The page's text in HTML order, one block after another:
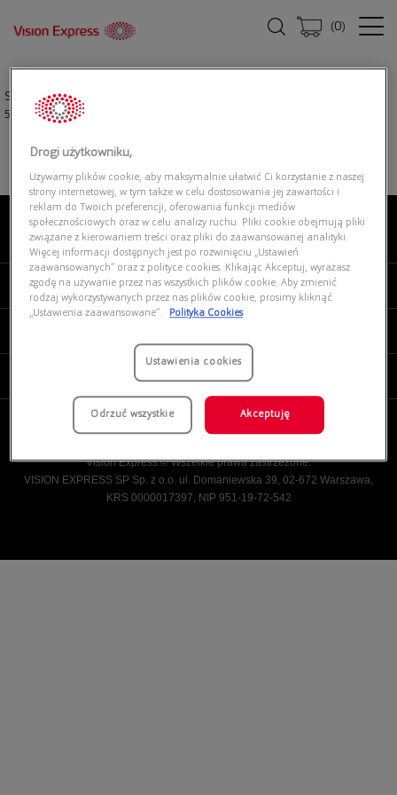
(0)
Strona główna|
506381
O NAS
MOJE VISION EXPRESS
Vision Express © Wszelkie prawa zastrzeżone.
VISION EXPRESS SP Sp. z o.o. ul. Domaniewska 39, 02-672 Warszawa,
KRS 0000017397, NIP 951-19-72-542
Drogi użytkowniku,
Używamy plików cookie, aby maksymalnie ułatwić Ci korzystanie z naszej
strony internetowej, w tym także w celu dostosowania jej zawartości i
reklam do Twoich preferencji, oferowania funkcji mediów
społecznościowych oraz w celu analizy ruchu. Pliki cookie obejmują pliki
związane z kierowaniem treści oraz pliki do zaawansowanej analityki.
Więcej informacji dostępnych jest po rozwinięciu „Ustawień
zaawansowanych” oraz z polityce cookies. Klikając Akceptuj, wyrażasz
zgodę na używanie przez nas wszystkich plików cookie. Aby zmienić
rodzaj wykorzystywanych przez nas plików cookie, prosimy kliknąć
„Ustawienia zaawansowane”.
Polityka Cookies
Ustawienia cookies
Odrzuć wszystkie Akceptuję